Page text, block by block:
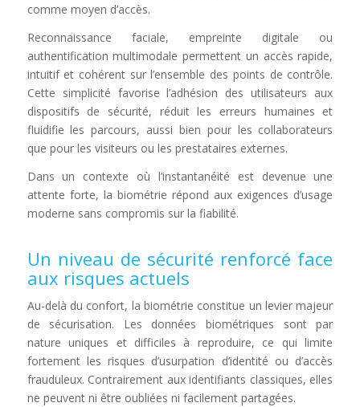
comme moyen d’accès.
Reconnaissance faciale, empreinte digitale ou
authentification multimodale permettent un accès rapide,
intuitif et cohérent sur l’ensemble des points de contrôle.
Cette simplicité favorise l’adhésion des utilisateurs aux
dispositifs de sécurité, réduit les erreurs humaines et
fluidifie les parcours, aussi bien pour les collaborateurs
que pour les visiteurs ou les prestataires externes.
Dans un contexte où l’instantanéité est devenue une
attente forte, la biométrie répond aux exigences d’usage
moderne sans compromis sur la fiabilité.
Un niveau de sécurité renforcé face
aux risques actuels
Au-delà du confort, la biométrie constitue un levier majeur
de sécurisation. Les données biométriques sont par
nature uniques et difficiles à reproduire, ce qui limite
fortement les risques d’usurpation d’identité ou d’accès
frauduleux. Contrairement aux identifiants classiques, elles
ne peuvent ni être oubliées ni facilement partagées.